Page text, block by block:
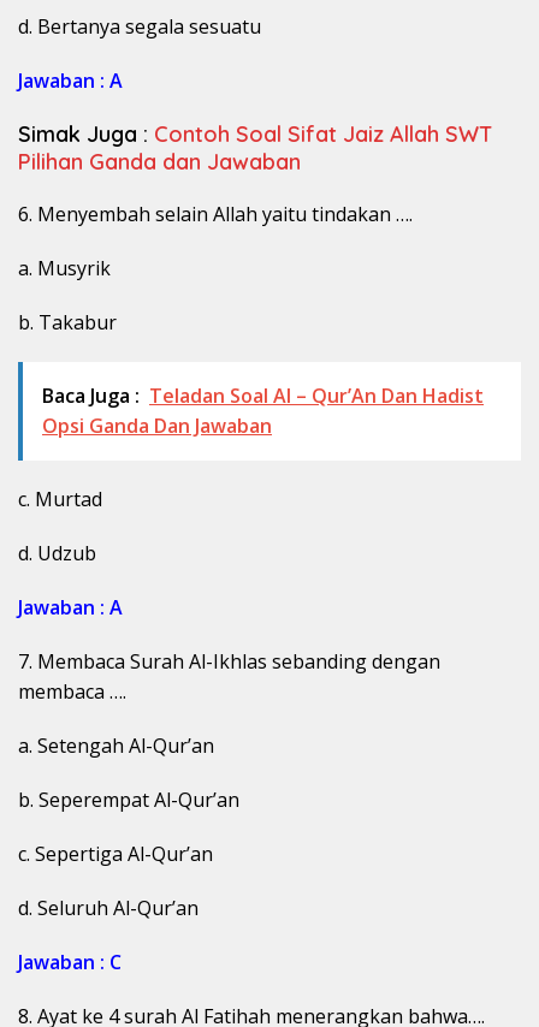
d. Bertanya segala sesuatu
Jawaban : A
Simak Juga : Contoh Soal Sifat Jaiz Allah SWT
Pilihan Ganda dan Jawaban
6. Menyembah selain Allah yaitu tindakan ….
a. Musyrik
b. Takabur
Baca Juga : Teladan Soal Al – Qur’An Dan Hadist
Opsi Ganda Dan Jawaban
c. Murtad
d. Udzub
Jawaban : A
7. Membaca Surah Al-Ikhlas sebanding dengan
membaca ….
a. Setengah Al-Qur’an
b. Seperempat Al-Qur’an
c. Sepertiga Al-Qur’an
d. Seluruh Al-Qur’an
Jawaban : C
8. Ayat ke 4 surah Al Fatihah menerangkan bahwa….